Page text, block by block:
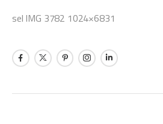
sel IMG 3782 1024×6831